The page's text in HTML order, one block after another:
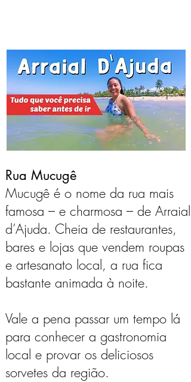
Rua Mucugê
Mucugê é o nome da rua mais
famosa – e charmosa – de Arraial
d’Ajuda. Cheia de restaurantes,
bares e lojas que vendem roupas
e artesanato local, a rua fica
bastante animada à noite.
Vale a pena passar um tempo lá
para conhecer a gastronomia
local e provar os deliciosos
sorvetes da região.